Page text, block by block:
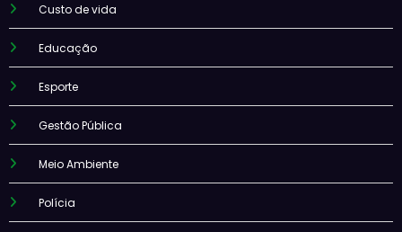
Custo de vida
Educação
Esporte
Gestão Pública
Meio Ambiente
Polícia